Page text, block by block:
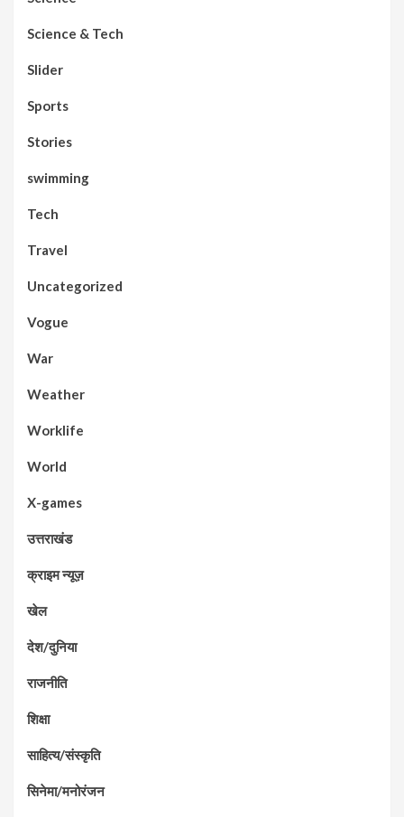
Science & Tech
Slider
Sports
Stories
swimming
Tech
Travel
Uncategorized
Vogue
War
Weather
Worklife
World
X-games
उत्तराखंड
क्राइम न्यूज़
खेल
देश/दुनिया
राजनीति
शिक्षा
साहित्य/संस्कृति
सिनेमा/मनोरंजन